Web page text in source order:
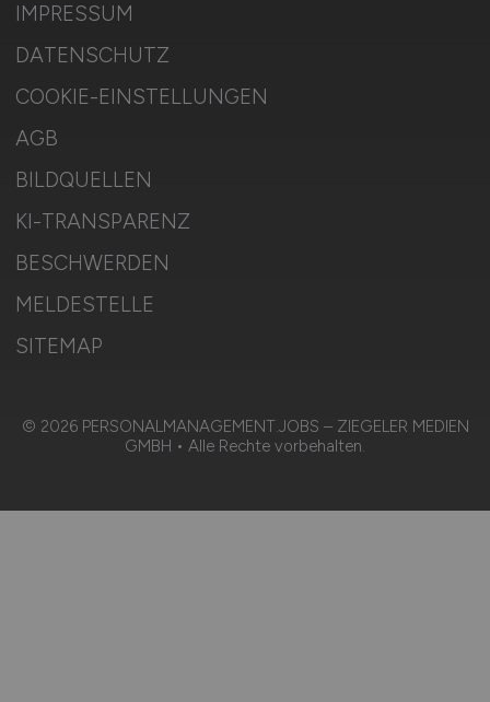
IMPRESSUM
DATENSCHUTZ
COOKIE-EINSTELLUNGEN
AGB
BILDQUELLEN
KI-TRANSPARENZ
BESCHWERDEN
MELDESTELLE
SITEMAP
© 2026 PERSONALMANAGEMENT.JOBS – ZIEGELER MEDIEN
GMBH • Alle Rechte vorbehalten.